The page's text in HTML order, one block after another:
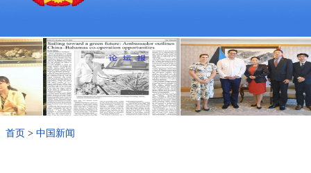
首页 > 中国新闻